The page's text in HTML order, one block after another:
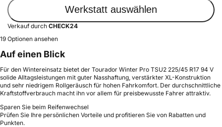
Werkstatt auswählen
Verkauf durch CHECK24
19 Optionen ansehen
Auf einen Blick
Für den Wintereinsatz bietet der Tourador Winter Pro TSU2 225/45 R17 94 V
solide Alltagsleistungen mit guter Nasshaftung, verstärkter XL-Konstruktion
und sehr niedrigem Rollgeräusch für hohen Fahrkomfort. Der durchschnittliche
Kraftstoffverbrauch macht ihn vor allem für preisbewusste Fahrer attraktiv.
Sparen Sie beim Reifenwechsel
Prüfen Sie Ihre persönlichen Vorteile und profitieren Sie von Rabatten und
Punkten.